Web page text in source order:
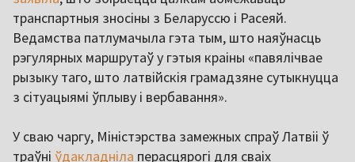
транспартныя зносіны з Беларуссю і Расеяй.
Ведамства патлумачыла гэта тым, што наяўнасць
рэгулярных маршрутаў у гэтыя краіны «павялічвае
рызыку таго, што латвійскія грамадзяне сутыкнуцца
з сітуацыямі ўплыву і вербавання».
У сваю чаргу, Міністэрства замежных спраў Латвіі ў
траўні ўдакладніла перасцярогі для сваіх